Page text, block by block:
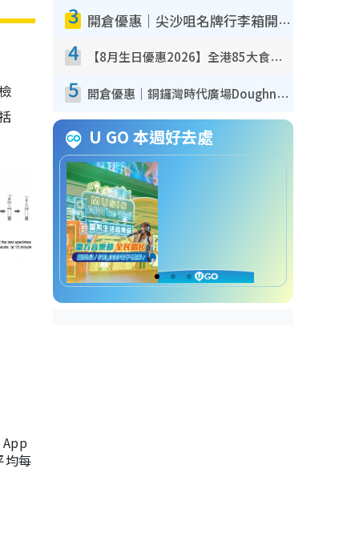
均每
3 開倉優惠｜尖沙咀名牌行李箱開倉低至4折！一連5日 American Tourister/ace./Hallmark $200起！
4 【8月生日優惠2026】全港85大食買玩著數攻略 自助餐/火鍋放題同行免費＋誠品/DONKI送現金券
5 開倉優惠｜銅鑼灣時代廣場Doughnut/Campo Marzio開倉低至1折！背囊、書包、手袋劈價$200起
U GO 本週好去處